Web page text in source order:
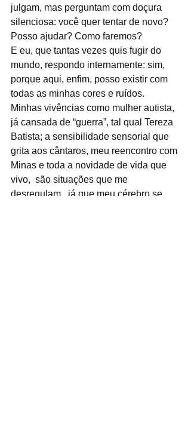
julgam, mas perguntam com doçura
silenciosa: você quer tentar de novo?
Posso ajudar? Como faremos?
E eu, que tantas vezes quis fugir do
mundo, respondo internamente: sim,
porque aqui, enfim, posso existir com
todas as minhas cores e ruídos.
Minhas vivências como mulher autista,
já cansada de “guerra”, tal qual Tereza
Batista; a sensibilidade sensorial que
grita aos cântaros, meu reencontro com
Minas e toda a novidade de vida que
vivo,  são situações que me
desregulam,  já que meu cérebro se